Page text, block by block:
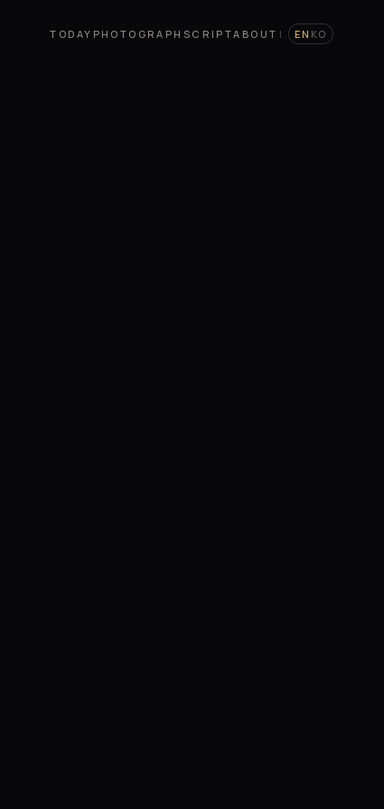
TODAY PHOTOGRAPH SCRIPTABOUT | EN KO